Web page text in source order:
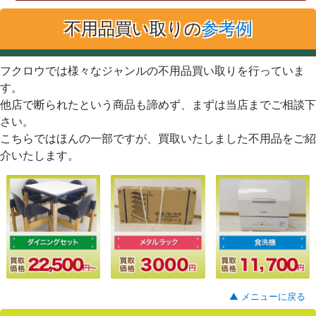
不用品買い取りの参考例
フクロウでは様々なジャンルの不用品買い取りを行っていま
す。
他店で断られたという商品も諦めず、まずは当店までご相談下
さい。
こちらではほんの一部ですが、買取いたしました不用品をご紹
介いたします。
▲ メニューに戻る